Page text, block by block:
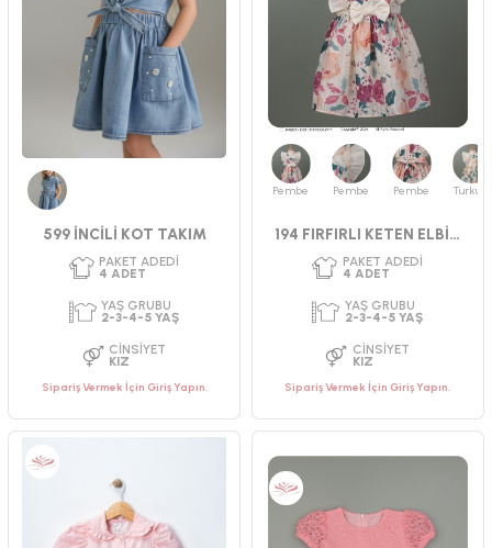
CINSIYET
KIZ
CINSIYET
KIZ
599 İNCİLİ KOT TAKIM
Sipariş Vermek İçin Giriş Yapın.
Pembe Pembe Pembe
194 FIRFIRLI KETEN ELBİSE
Sipariş Vermek İçin Giriş Yapın.